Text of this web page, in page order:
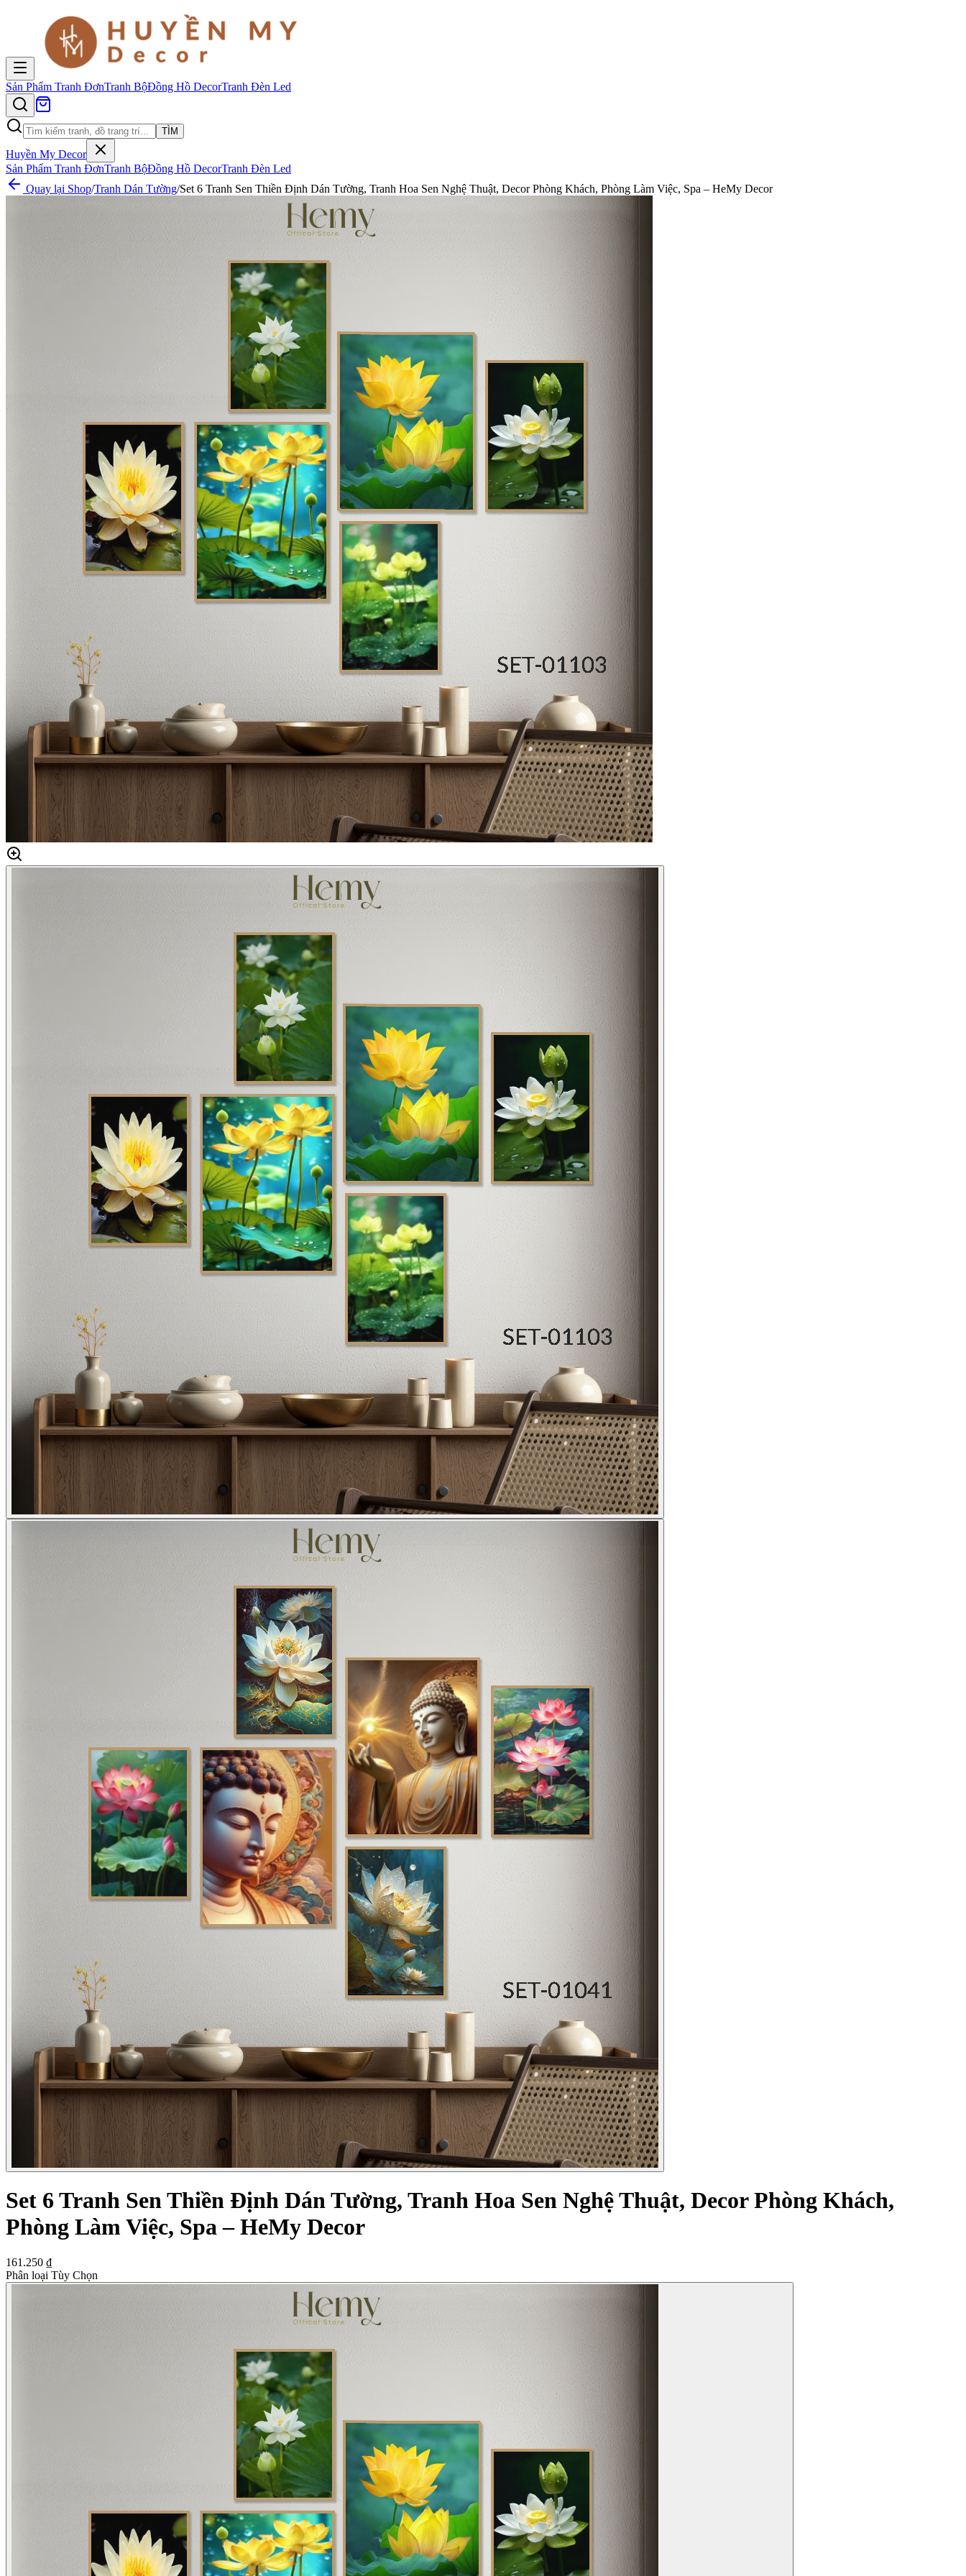
Sản Phẩm Tranh ĐơnTranh BộĐồng Hồ DecorTranh Đèn Led
TÌM
Huyền My Decor
Sản Phẩm Tranh ĐơnTranh BộĐồng Hồ DecorTranh Đèn Led
Quay lại Shop/Tranh Dán Tường/Set 6 Tranh Sen Thiền Định Dán Tường, Tranh Hoa Sen Nghệ Thuật, Decor Phòng Khách, Phòng Làm Việc, Spa – HeMy Decor
Set 6 Tranh Sen Thiền Định Dán Tường, Tranh Hoa Sen Nghệ Thuật, Decor Phòng Khách,
Phòng Làm Việc, Spa – HeMy Decor
161.250 ₫
Phân loại Tùy Chọn